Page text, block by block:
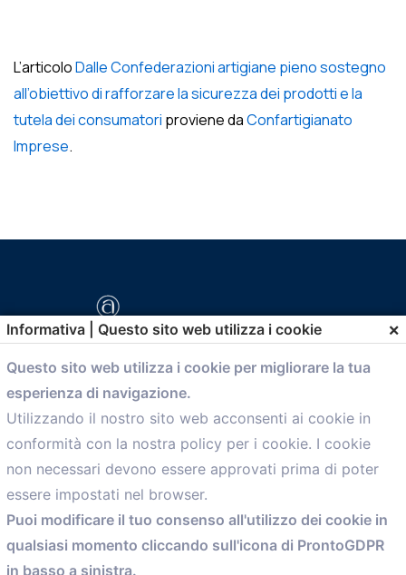
L’articoloDalle Confederazioni artigiane pieno sostegno
all’obiettivo di rafforzare la sicurezza dei prodotti e la
tutela dei consumatori proviene daConfartigianato
Imprese.
comunicazione@confartigianato.bo.it
Menù
Home
Servizi
Convenzioni
Informativa | Questo sito web utilizza i cookie ×
Questo sito web utilizza i cookie per migliorare la tua
esperienza di navigazione.
Utilizzando il nostro sito web acconsenti ai cookie in
conformità con la nostra policy per i cookie. I cookie
non necessari devono essere approvati prima di poter
essere impostati nel browser.
Puoi modificare il tuo consenso all'utilizzo dei cookie in
qualsiasi momento cliccando sull'icona di ProntoGDPR
in basso a sinistra.